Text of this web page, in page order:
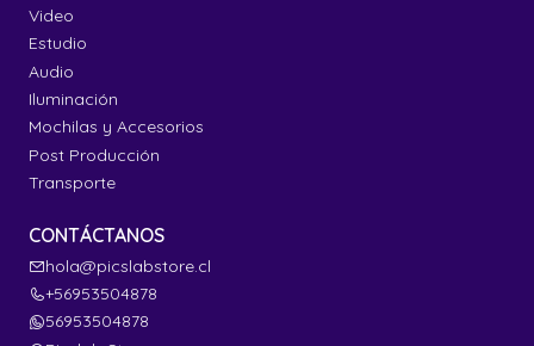
Video
Estudio
Audio
Iluminación
Mochilas y Accesorios
Post Producción
Transporte
CONTÁCTANOS
hola@picslabstore.cl
+56953504878
56953504878